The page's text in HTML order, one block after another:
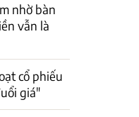
nhờ bàn
vẫn là
cổ phiếu
giá"